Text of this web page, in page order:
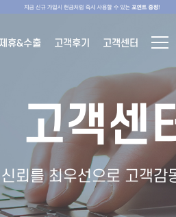
제휴&수출 고객후기 고객센터
고객센
뢰를 최우선으로 고객감